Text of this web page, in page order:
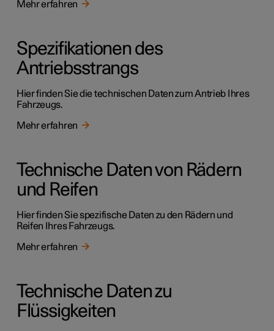
Mehr erfahren
Spezifikationen des
Antriebsstrangs
Hier finden Sie die technischen Daten zum Antrieb Ihres
Fahrzeugs.
Mehr erfahren
Technische Daten von Rädern
und Reifen
Hier finden Sie spezifische Daten zu den Rädern und
Reifen Ihres Fahrzeugs.
Mehr erfahren
Technische Daten zu
Flüssigkeiten